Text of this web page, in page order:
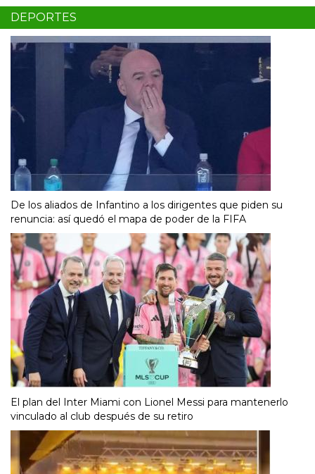
DEPORTES
De los aliados de Infantino a los dirigentes que piden su
renuncia: así quedó el mapa de poder de la FIFA
El plan del Inter Miami con Lionel Messi para mantenerlo
vinculado al club después de su retiro